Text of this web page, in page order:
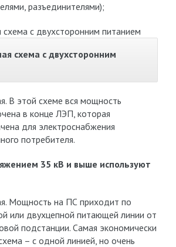
разъединителями);
схема с двухсторонним
В этой схеме вся мощность
в конце ЛЭП, которая
для электроснабжения
потребителя.
35 кВ и выше используют
Мощность на ПС приходит по
или двухцепной питающей линии от
подстанции. Самая экономически
– с одной линией, но очень